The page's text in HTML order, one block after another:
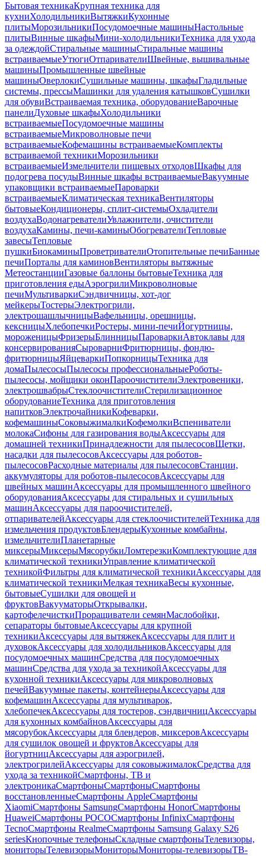
Бытовая техникаКрупная техника для
кухниХолодильникиВытяжкиКухонные
плитыМорозильникиПосудомоечные машиныНастольные
плитыВинные шкафыМини-холодильникиТехника для ухода
за одеждойСтиральные машиныСтиральные машины
встраиваемыеУтюгиОтпаривателиШвейные, вышивальные
машиныПромышленные швейные
машиныОверлокиСушильные машины, шкафыГладильные
системы, прессыМашинки для удаления катышковСушилки
для обувиВстраиваемая техника, оборудованиеВарочные
панелиДуховые шкафыХолодильники
встраиваемыеПосудомоечные машины
встраиваемыеМикроволновые печи
встраиваемыеКофемашины встраиваемыеКомплекты
встраиваемой техникиМорозильники
встраиваемыеИзмельчители пищевых отходовШкафы для
подогрева посудыВинные шкафы встраиваемыеВакуумные
упаковщики встраиваемыеПароварки
встраиваемыеКлиматическая техникаВентиляторы
бытовыеКондиционеры, сплит-системыОхладители
воздухаВодонагревателиУвлажнители, очистители
воздухаКамины, печи-каминыОбогревателиТепловые
завесыТепловые
пушкиБиокаминыПроветривателиОтопительные печиБанные
печиПорталы для каминовВентиляторы вытяжные
МетеостанцииГазовые баллоны бытовыеТехника для
приготовления едыАэрогрилиМикроволновые
печиМультиваркиСэндвичницы, хот-дог
мейкерыТостерыЭлектрогрили,
электрошашлычницыВафельницы, орешницы,
кексницыХлебопечкиРостеры, мини-печиЙогуртницы,
мороженицыФризерыБлинницыПароваркиАвтоклавы для
консервированияСыроварниФритюрницы, фондю-
фритюрницыЯйцеваркиПопкорницыТехника для
домаПылесосыПылесосы профессиональныеРоботы-
пылесосы, мойщики оконПароочистителиЭлектровеники,
электрошвабрыСтеклоочистителиСтерилизационное
оборудованиеТехника для приготовления
напитковЭлектрочайникиКофеварки,
кофемашиныСоковыжималкиКофемолкиВспениватели
молокаСифоны для газирования водыАксессуары для
домашней техникиПринадлежности для пылесосовЩетки,
насадки для пылесосовАксессуары для роботов-
пылесосовРасходные материалы для пылесосовСтанции,
аккумуляторы для роботов-пылесосовАксессуары для
швейных машинАксессуары для промышленного швейного
оборудованияАксессуары для стиральных и сушильных
машинАксессуары для пароочистителей,
отпаривателейАксессуары для стеклоочистителейТехника для
измельчения продуктовБлендерыКухонные комбайны,
измельчителиПланетарные
миксерыМиксерыМясорубкиЛомтерезкиКомплектующие для
климатической техникиУправление климатической
техникойФильтры для климатической техникиАксессуары для
климатической техникиМелкая техникаВесы кухонные,
бытовыеСушилки для овощей и
фруктовВакууматорыОткрывалки,
картофелечисткиПроращиватели семянМаслобойки,
сепараторы бытовыеАксессуары для крупной
техникиАксессуары для вытяжекАксессуары для плит и
духовокАксессуары для холодильниковАксессуары для
посудомоечных машинСредства для посудомоечных
машинСредства для ухода за техникойАксессуары для
кухонной техникиАксессуары для микроволновых
печейВакуумные пакеты, контейнерыАксессуары для
кофемашинАксессуары для мультиварок,
хлебопечекАксессуары для тостеров, сэндвичницАксессуары
для кухонных комбайновАксессуары для
мясорубокАксессуары для блендеров, миксеровАксессуары
для сушилок овощей и фруктовАксессуары для
йогуртницАксессуары для аэрогрилей,
электрогрилейАксессуары для соковыжималокСредства для
ухода за техникойСмартфоны, ТВ и
электроникаСмартфоныСмартфоныСмартфоны
восстановленныеСмартфоны AppleСмартфоны
XiaomiСмартфоны SamsungСмартфоны HonorСмартфоны
HuaweiСмартфоны POCOСмартфоны InfinixСмартфоны
TecnoСмартфоны RealmeСмартфоны Samsung Galaxy S26
seriesКнопочные телефоныСкладные смартфоныТелевизоры,
мониторыТелевизорыМониторыМониторы-телевизорыТВ-